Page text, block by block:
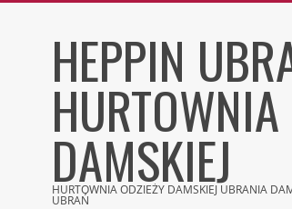
HEPPIN
DAMSKIEJ
HURTOWNIA ODZIEŻY DAMSKIEJ UBRANIA
UBRAŃ